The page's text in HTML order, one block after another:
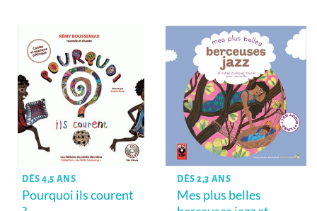
DÈS 4,5 ANS
Pourquoi ils courent
DÈS 2,3 ANS
Mes plus belles